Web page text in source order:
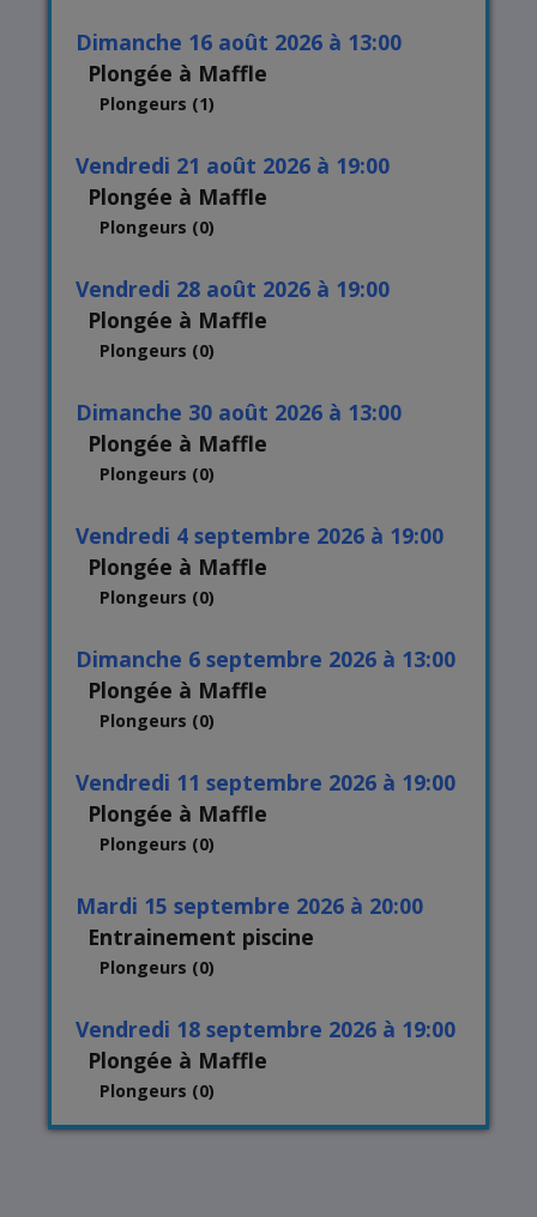
dimanche 16 août 2026 à 13:00
Plongée à Maffle
Plongeurs (1)
vendredi 21 août 2026 à 19:00
Plongée à Maffle
Plongeurs (0)
vendredi 28 août 2026 à 19:00
Plongée à Maffle
Plongeurs (0)
dimanche 30 août 2026 à 13:00
Plongée à Maffle
Plongeurs (0)
vendredi 4 septembre 2026 à 19:00
Plongée à Maffle
Plongeurs (0)
dimanche 6 septembre 2026 à 13:00
Plongée à Maffle
Plongeurs (0)
vendredi 11 septembre 2026 à 19:00
Plongée à Maffle
Plongeurs (0)
mardi 15 septembre 2026 à 20:00
Entrainement piscine
Plongeurs (0)
vendredi 18 septembre 2026 à 19:00
Plongée à Maffle
Plongeurs (0)